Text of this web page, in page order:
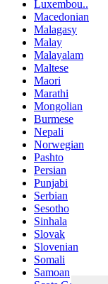
Luxembou..
Macedonian
Malagasy
Malay
Malayalam
Maltese
Maori
Marathi
Mongolian
Burmese
Nepali
Norwegian
Pashto
Persian
Punjabi
Serbian
Sesotho
Sinhala
Slovak
Slovenian
Somali
Samoan